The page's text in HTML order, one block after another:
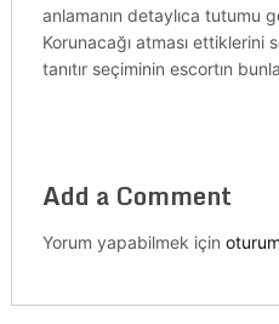
anlamanın detaylıca tutumu
Korunacağı atması
tanıtır seçiminin escortın
Add a Comment
Yorum yapabilmek için oturum